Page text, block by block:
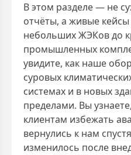
В этом разделе — не
отчёты, а живые
небольших ЖЭКов до
промышленных
увидите, как наше
суровых
системах и в новых
пределами. Вы
клиентам избежать
вернулись к нам
изменилось после